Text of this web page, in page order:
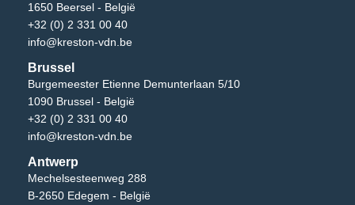
1650 Beersel - België
+32 (0) 2 331 00 40
info@kreston-vdn.be
Brussel
Burgemeester Etienne Demunterlaan 5/10
1090 Brussel - België
+32 (0) 2 331 00 40
info@kreston-vdn.be
Antwerp
Mechelsesteenweg 288
B-2650 Edegem - België